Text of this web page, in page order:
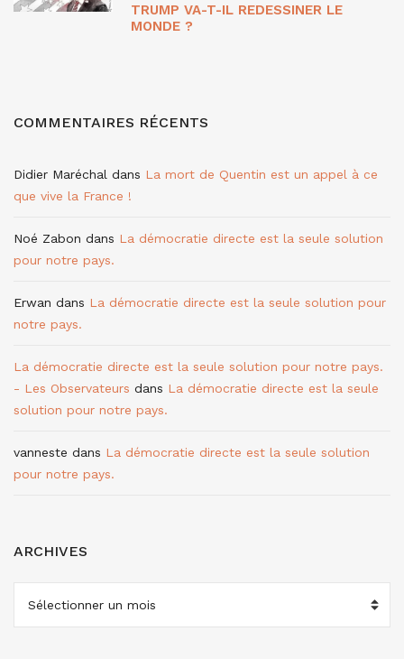
TRUMP VA-T-IL REDESSINER LE
MONDE ?
COMMENTAIRES RÉCENTS
Didier Maréchal dans La mort de Quentin est un appel à ce
que vive la France !
Noé Zabon dans La démocratie directe est la seule solution
pour notre pays.
Erwan dans La démocratie directe est la seule solution pour
notre pays.
La démocratie directe est la seule solution pour notre pays.
- Les Observateurs dans La démocratie directe est la seule
solution pour notre pays.
vanneste dans La démocratie directe est la seule solution
pour notre pays.
ARCHIVES